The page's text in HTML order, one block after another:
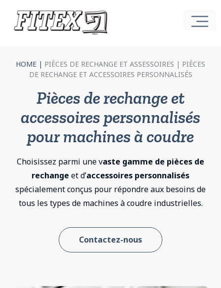
HOME | PIÈCES DE RECHANGE ET ASSESSOIRES | PIÈCES
DE RECHANGE ET ACCESSOIRES PERSONNALISÉS
Pièces de rechange et
accessoires personnalisés
pour machines à coudre
Choisissez parmi une vaste gamme de pièces de
rechange et d’accessoires personnalisés
spécialement conçus pour répondre aux besoins de
tous les types de machines à coudre industrielles.
Contactez-nous